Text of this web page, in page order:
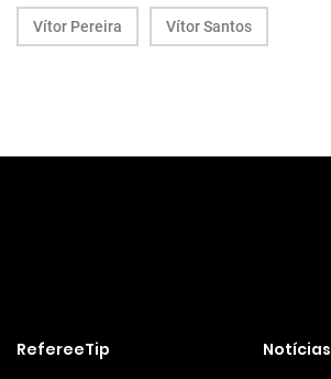
Vítor Pereira Vítor Santos
RefereeTip Notícias